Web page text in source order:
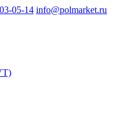
05-14 info@polmarket.ru